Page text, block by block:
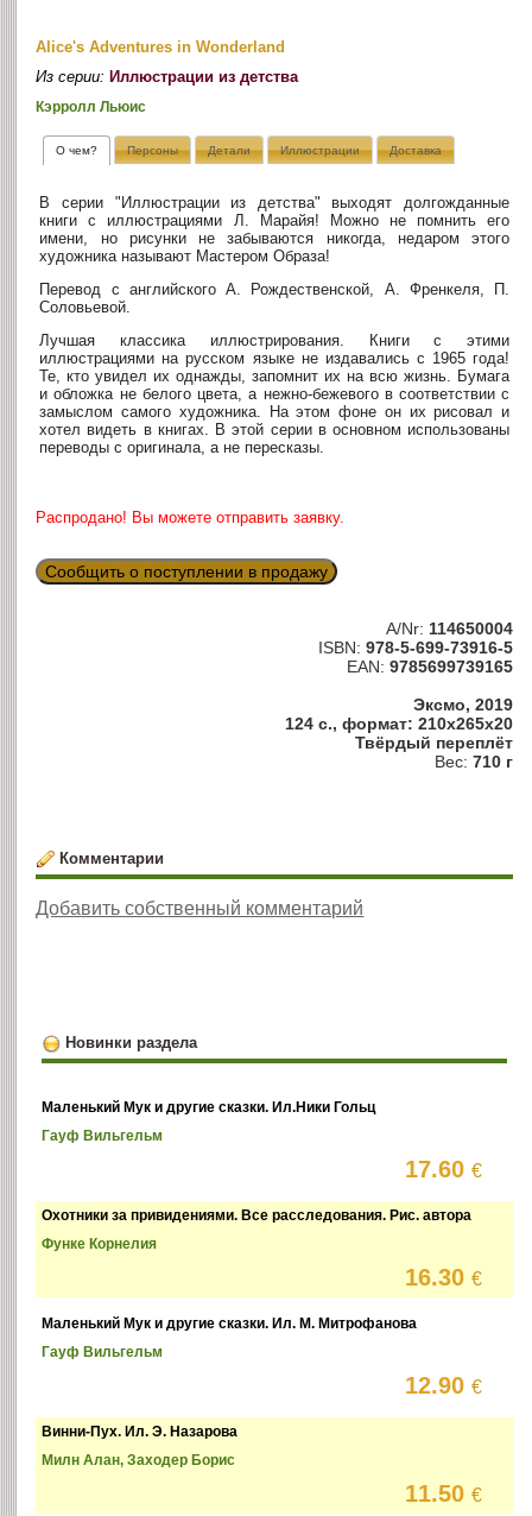
Alice's Adventures in Wonderland
Из серии: Иллюстрации из детства
Кэрролл Льюис
О чем? Персоны Детали Иллюстрации Доставка
В серии "Иллюстрации из детства" выходят долгожданные
книги с иллюстрациями Л. Марайя! Можно не помнить его
имени, но рисунки не забываются никогда, недаром этого
художника называют Мастером Образа!
Перевод с английского А. Рождественской, А. Френкеля, П.
Соловьевой.
Лучшая классика иллюстрирования. Книги с этими
иллюстрациями на русском языке не издавались с 1965 года!
Те, кто увидел их однажды, запомнит их на всю жизнь. Бумага
и обложка не белого цвета, а нежно-бежевого в соответствии с
замыслом самого художника. На этом фоне он их рисовал и
хотел видеть в книгах. В этой серии в основном использованы
переводы с оригинала, а не пересказы.
Распродано! Вы можете отправить заявку.
Сообщить о поступлении в продажу
A/Nr: 114650004
ISBN: 978-5-699-73916-5
EAN: 9785699739165
Эксмо, 2019
124 с., формат: 210x265x20
Твёрдый переплёт
Вес: 710 г
Комментарии
Добавить собственный комментарий
Новинки раздела
Маленький Мук и другие сказки. Ил.Ники Гольц
Гауф Вильгельм
17.60€
Охотники за привидениями. Все расследования. Рис. автора
Функе Корнелия
16.30€
Маленький Мук и другие сказки. Ил. М. Митрофанова
Гауф Вильгельм
12.90€
Винни-Пух. Ил. Э. Назарова
Милн Алан, Заходер Борис
11.50€